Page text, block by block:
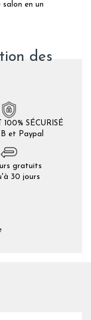
en un
des
100% SÉCURISÉ
et Paypal
gratuits
30 jours